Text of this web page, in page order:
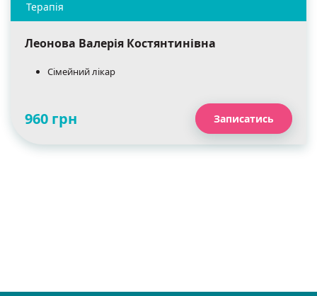
Леонова Валерія Костянтинівна
Сімейний лікар
960 грн Записатись